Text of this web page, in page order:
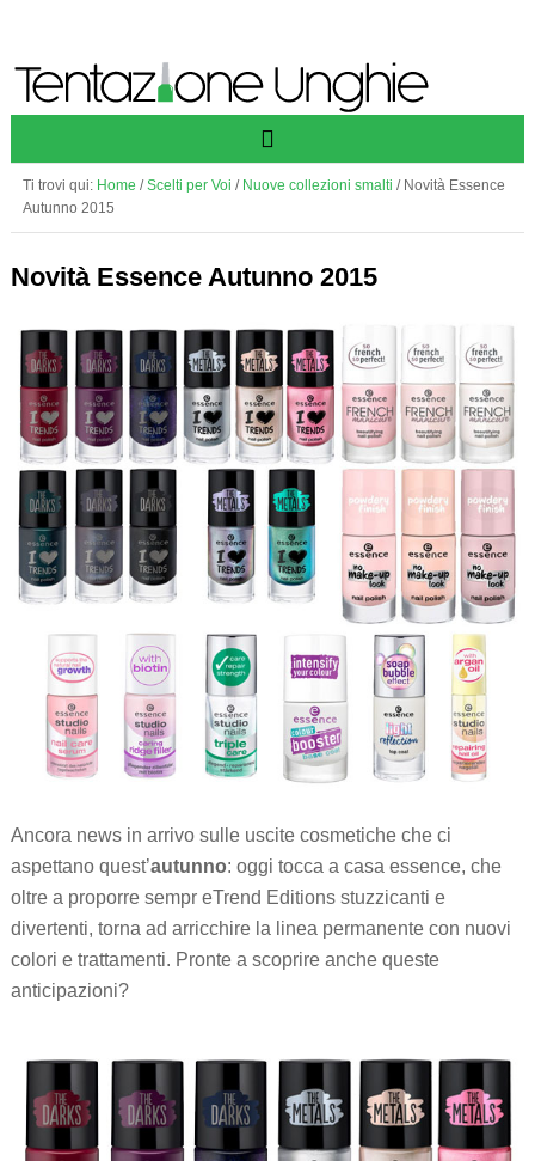
Ti trovi qui: Home / Scelti per Voi / Nuove collezioni smalti /Novità Essence
Autunno 2015
Novità Essence Autunno 2015
Ancora news in arrivo sulle uscite cosmetiche che ci
aspettano quest’autunno: oggi tocca a casa essence, che
oltre a proporre sempr eTrend Editions stuzzicanti e
divertenti, torna ad arricchire la linea permanente con nuovi
colori e trattamenti. Pronte a scoprire anche queste
anticipazioni?